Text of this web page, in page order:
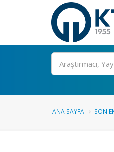
Ara
ANA SAYFA SON